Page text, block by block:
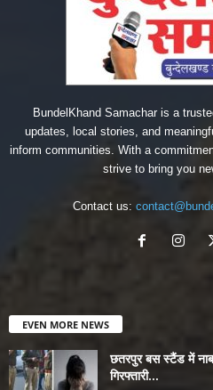
BundelKhand Samachar is a
updates, local stories, and
inform communities. With a
strive to bring you
Contact us:
EVEN MORE NEWS
छतरपुर बस स्टैंड में
गिरफ्तारी...